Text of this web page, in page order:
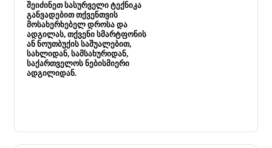
შეიძინეთ სასურველი ტექნიკა
განვადებით თქვენთვის
მოსახერხებელ დროსა და
ადგილას, თქვენი სმარტფონის
ან ნოუთბუქის საშუალებით,
სახლიდან, სამსახურიდან,
საქართველოს ნებისმიერი
ადგილიდან.